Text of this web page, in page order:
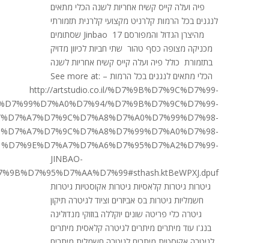
פיה ועלה קייס קשיח אחריות לשנה הכלי מתאים
לנגנים בכל הרמות קלרניט מקצועי קלרנית תזמורתי
מהיצרן הגדול והמפורסם Jinbao 17 שסתומים
מכניקה מצופה כסף טהור שתי חביות לכיוון מדויק
בתזמורת כולל פיה ועלה קייס קשיח אחריות לשנה
הכלי מתאים לנגנים בכל הרמות – See more at:
http://artstudio.co.il/%D7%9B%D7%9C%D7%99-
%D7%9B%D7%9C%D7%99-
%D7%A7%D7%9C%D7%A8%D7%99%D7%A0%D7%98-
%D7%9E%D7%A7%D7%A6%D7%95%D7%A2%D7%99-
JINBAO-
גיטרות גיטרות קלאסיות גיטרות אקוסטיות גיטרות
חשמליות גיטרות בס אביזרים וציוד לגיטרה תיקון
גיטרה כלי פריטה שונים יוקללה בוזוקי מנדולינה
בנג'ו עוד מיתרים מיתרים לגיטרה קלאסית מיתרים